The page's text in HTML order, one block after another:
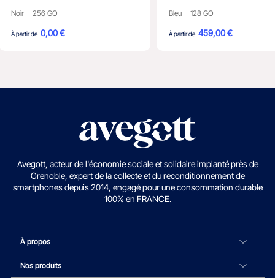
Noir 256 GO
À partir de 0,00 €
Bleu 128 GO
À partir de 459,00 €
Avegott, acteur de l'économie sociale et solidaire implanté près de
Grenoble, expert de la collecte et du reconditionnement de
smartphones depuis 2014, engagé pour une consommation durable
100% en FRANCE.
À propos
Nos produits